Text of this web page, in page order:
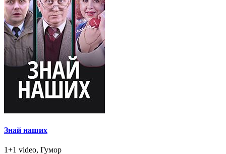
Знай наших
1+1 video, Гумор